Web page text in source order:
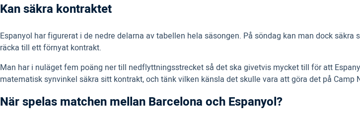
Kan säkra kontraktet
Espanyol har figurerat i de nedre delarna av tabellen hela säsongen. På söndag kan man dock
räcka till ett förnyat kontrakt.
Man har i nuläget fem poäng ner till nedflyttningsstrecket så det ska givetvis mycket till för att
matematisk synvinkel säkra sitt kontrakt, och tänk vilken känsla det skulle vara att göra det på Camp
När spelas matchen mellan Barcelona och Espanyol?